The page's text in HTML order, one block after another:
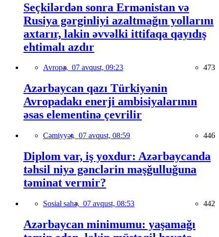
Seçkilərdən sonra Ermənistan və
Rusiya gərginliyi azaltmağın yollarını
axtarır, lakin əvvəlki ittifaqa qayıdış
ehtimalı azdır
Avropa, 07 avqust, 09:23 473
Azərbaycan qazı Türkiyənin
Avropadakı enerji ambisiyalarının
əsas elementinə çevrilir
Cəmiyyət, 07 avqust, 08:59 446
Diplom var, iş yoxdur: Azərbaycanda
təhsil niyə gənclərin məşğulluğuna
təminat vermir?
Sosial sahə, 07 avqust, 08:53 442
Azərbaycan minimumu: yaşamağı